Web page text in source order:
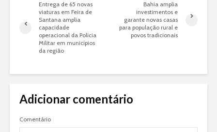
Entrega de 65 novas
viaturas em Feira de
Santana amplia
capacidade
operacional da Polícia
Militar em municípios
da região
Bahia amplia
investimentos e
garante novas casas
para população rural e
povos tradicionais
Adicionar comentário
Comentário